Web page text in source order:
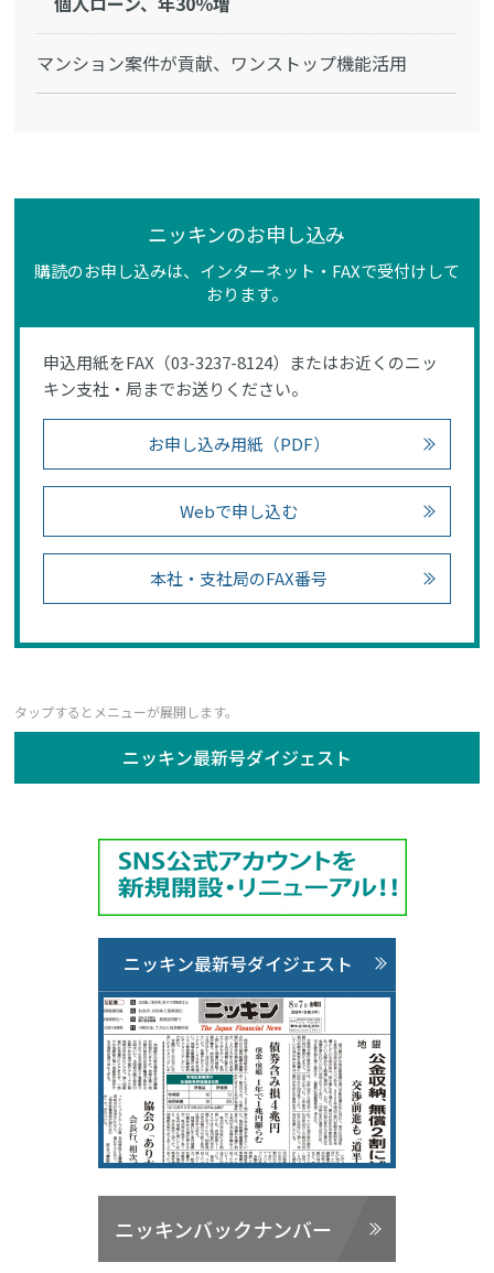
マンション案件が貢献、ワンストップ機能活用
ニッキンのお申し込み
購読のお申し込みは、インターネット・FAXで受付けして
おります。
申込用紙をFAX（03-3237-8124）またはお近くのニッ
キン支社・局までお送りください。
お申し込み用紙（PDF）
Webで申し込む
本社・支社局のFAX番号
ニッキン最新号ダイジェスト
ニッキン最新号ダイジェスト
ニッキンバックナンバー